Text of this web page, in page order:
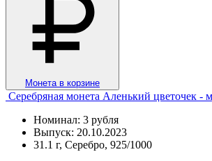
Монета в корзине
Серебряная монета Аленький цветочек -
Номинал: 3 рубля
Выпуск: 20.10.2023
31.1 г, Серебро, 925/1000